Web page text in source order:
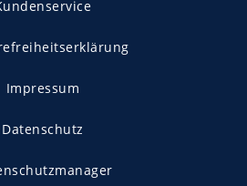
Impressum
Datenschutz